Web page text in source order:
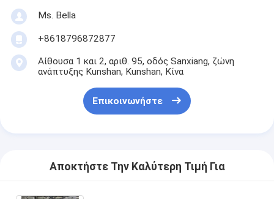
Ms. Bella
+8618796872877
Αίθουσα 1 και 2, αριθ. 95, οδός Sanxiang, ζώνη
ανάπτυξης Kunshan, Kunshan, Κίνα
Επικοινωνήστε
Αποκτήστε Την Καλύτερη Τιμή Για